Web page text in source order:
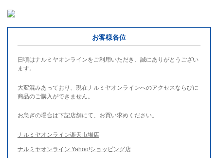
お客様各位
日頃はナルミヤオンラインをご利用いただき、誠にありがとうござい
ます。
大変混みあっており、現在ナルミヤオンラインへのアクセスならびに
商品のご購入ができません。
お急ぎの場合は下記店舗にて、お買い求めください。
ナルミヤオンライン楽天市場店
ナルミヤオンライン Yahoo!ショッピング店